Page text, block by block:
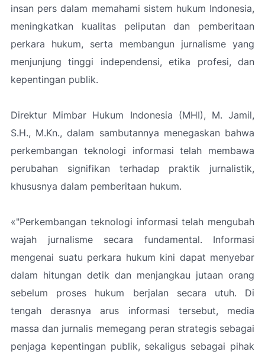
insan pers dalam memahami sistem hukum Indonesia,
meningkatkan kualitas peliputan dan pemberitaan
perkara hukum, serta membangun jurnalisme yang
menjunjung tinggi independensi, etika profesi, dan
kepentingan publik.
Direktur Mimbar Hukum Indonesia (MHI), M. Jamil,
S.H., M.Kn., dalam sambutannya menegaskan bahwa
perkembangan teknologi informasi telah membawa
perubahan signifikan terhadap praktik jurnalistik,
khususnya dalam pemberitaan hukum.
«"Perkembangan teknologi informasi telah mengubah
wajah jurnalisme secara fundamental. Informasi
mengenai suatu perkara hukum kini dapat menyebar
dalam hitungan detik dan menjangkau jutaan orang
sebelum proses hukum berjalan secara utuh. Di
tengah derasnya arus informasi tersebut, media
massa dan jurnalis memegang peran strategis sebagai
penjaga kepentingan publik, sekaligus sebagai pihak